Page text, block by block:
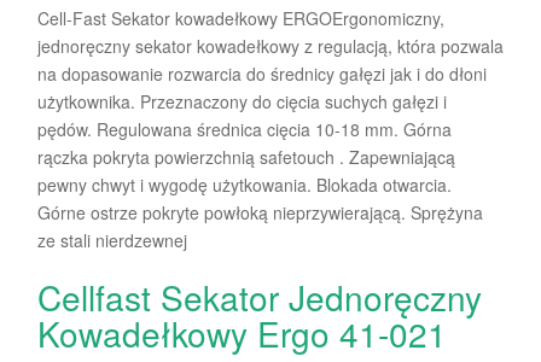
Cell-Fast Sekator kowadełkowy ERGOErgonomiczny,
jednoręczny sekator kowadełkowy z regulacją, która pozwala
na dopasowanie rozwarcia do średnicy gałęzi jak i do dłoni
użytkownika. Przeznaczony do cięcia suchych gałęzi i
pędów. Regulowana średnica cięcia 10-18 mm. Górna
rączka pokryta powierzchnią safetouch . Zapewniającą
pewny chwyt i wygodę użytkowania. Blokada otwarcia.
Górne ostrze pokryte powłoką nieprzywierającą. Sprężyna
ze stali nierdzewnej
Cellfast Sekator Jednoręczny
Kowadełkowy Ergo 41-021